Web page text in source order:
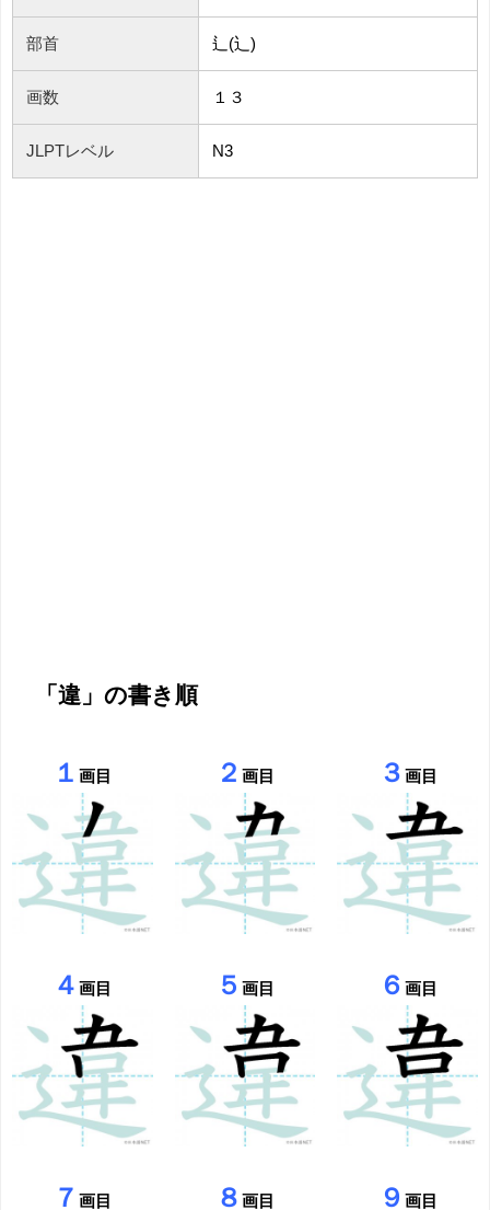
部首 ⻍(⻌)
画数 １３
JLPTレベル N3
「違」の書き順
１画目 ２ 画目 ３ 画目
４画目 ５ 画目 ６ 画目
７画目 ８ 画目 ９ 画目